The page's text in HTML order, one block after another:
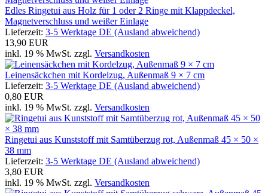
Edles Ringetui aus Holz für 1 oder 2 Ringe mit Klappdeckel,
Magnetverschluss und weißer Einlage
Lieferzeit: 3-5 Werktage DE (Ausland abweichend)
13,90 EUR
inkl. 19 % MwSt. zzgl. Versandkosten
Leinensäckchen mit Kordelzug, Außenmaß 9 × 7 cm
Lieferzeit: 3-5 Werktage DE (Ausland abweichend)
0,80 EUR
inkl. 19 % MwSt. zzgl. Versandkosten
Ringetui aus Kunststoff mit Samtüberzug rot, Außenmaß 45 × 50 ×
38 mm
Lieferzeit: 3-5 Werktage DE (Ausland abweichend)
3,80 EUR
inkl. 19 % MwSt. zzgl. Versandkosten